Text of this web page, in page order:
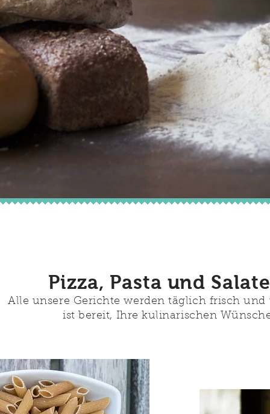
Pizza, Pasta und
Alle unsere Gerichte werden täglich frisch und
ist bereit, Ihre kulinarischen